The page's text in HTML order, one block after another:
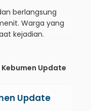
berlangsung
Warga yang
kejadian.
Kebumen Update
Update